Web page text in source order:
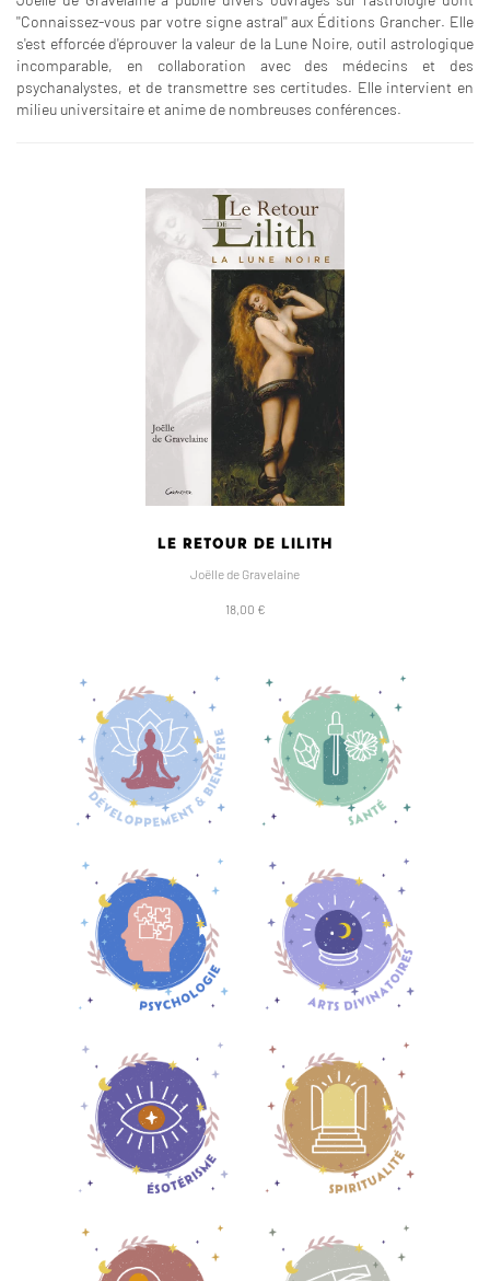
''Connaissez-vous par votre signe astral'' aux Éditions Grancher. Elle
s'est efforcée d'éprouver la valeur de la Lune Noire, outil astrologique
incomparable, en collaboration avec des médecins et des
psychanalystes, et de transmettre ses certitudes. Elle intervient en
milieu universitaire et anime de nombreuses conférences.
LE RETOUR DE LILITH
Joëlle de Gravelaine
18,00 €